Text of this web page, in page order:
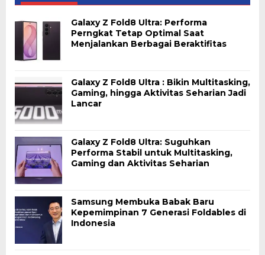
Galaxy Z Fold8 Ultra: Performa
Perngkat Tetap Optimal Saat
Menjalankan Berbagai Beraktifitas
Galaxy Z Fold8 Ultra : Bikin Multitasking,
Gaming, hingga Aktivitas Seharian Jadi
Lancar
Galaxy Z Fold8 Ultra: Suguhkan
Performa Stabil untuk Multitasking,
Gaming dan Aktivitas Seharian
Samsung Membuka Babak Baru
Kepemimpinan 7 Generasi Foldables di
Indonesia